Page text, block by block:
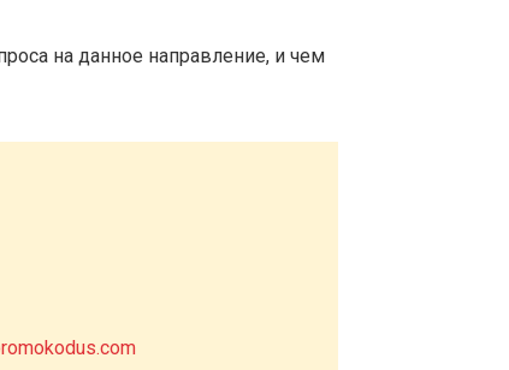
на данное направление, и чем